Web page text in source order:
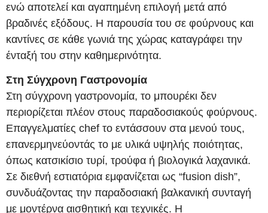
ενώ αποτελεί και αγαπημένη επιλογή μετά από
βραδινές εξόδους. Η παρουσία του σε φούρνους και
καντίνες σε κάθε γωνιά της χώρας καταγράφει την
ένταξή του στην καθημερινότητα.
Στη Σύγχρονη Γαστρονομία
Στη σύγχρονη γαστρονομία, το μπουρέκι δεν
περιορίζεται πλέον στους παραδοσιακούς φούρνους.
Επαγγελματίες chef το εντάσσουν στα μενού τους,
επανερμηνεύοντάς το με υλικά υψηλής ποιότητας,
όπως κατσικίσιο τυρί, τρούφα ή βιολογικά λαχανικά.
Σε διεθνή εστιατόρια εμφανίζεται ως “fusion dish”,
συνδυάζοντας την παραδοσιακή βαλκανική συνταγή
με μοντέρνα αισθητική και τεχνικές. Η